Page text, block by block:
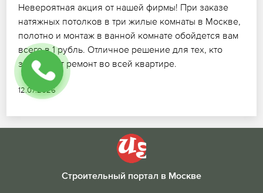
Невероятная акция от нашей фирмы! При заказе
натяжных потолков в три жилые комнаты в Москве,
полотно и монтаж в ванной комнате обойдется вам
всего в 1 рубль. Отличное решение для тех, кто
завершает ремонт во всей квартире.
12.07.2026
Строительный портал в Москве